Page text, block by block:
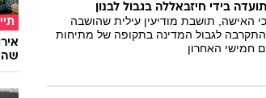
בידי חיזבאללה בגבול לבנון
האישה, תושבת מודיעין עילית שהושבה
לגבול המדינה בתקופה של מתיחות
חמישי האחרון